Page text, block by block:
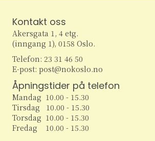
Kontakt oss
Akersgata 1, 4 etg.
(inngang 1), 0158 Oslo.
Telefon: 23 31 46 50
E-post: post@nokoslo.no
Åpningstider på telefon
Mandag 10.00 - 15.30
Tirsdag 10.00 - 15.30
Torsdag 10.00 - 15.30
Fredag 10.00 - 15.30